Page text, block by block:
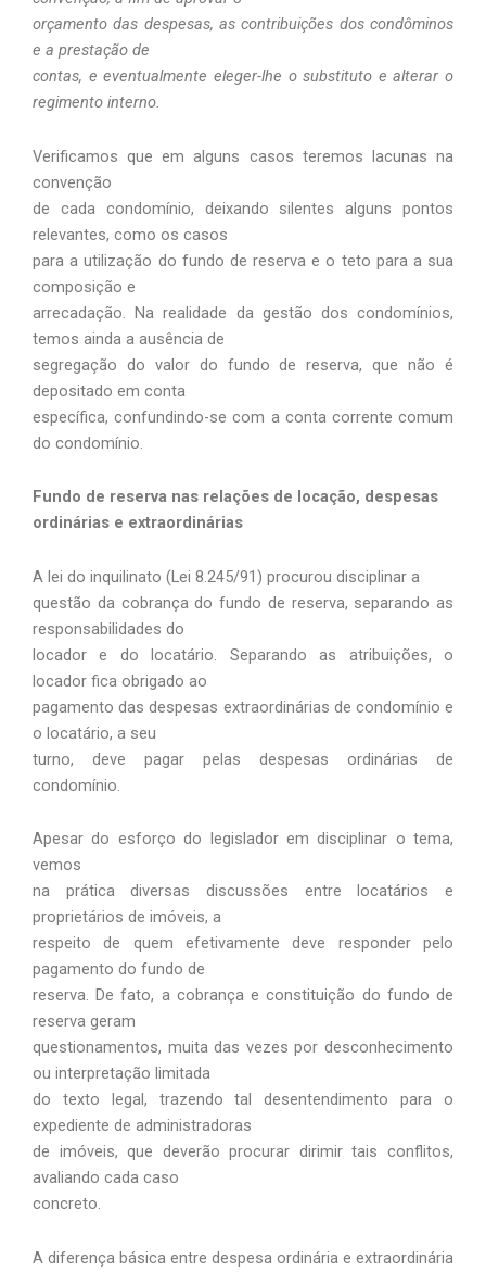
orçamento das despesas, as contribuições dos condôminos
e a prestação de
contas, e eventualmente eleger-lhe o substituto e alterar o
regimento interno.
Verificamos que em alguns casos teremos lacunas na
convenção
de cada condomínio, deixando silentes alguns pontos
relevantes, como os casos
para a utilização do fundo de reserva e o teto para a sua
composição e
arrecadação. Na realidade da gestão dos condomínios,
temos ainda a ausência de
segregação do valor do fundo de reserva, que não é
depositado em conta
específica, confundindo-se com a conta corrente comum
do condomínio.
Fundo de reserva nas relações de locação, despesas
ordinárias e extraordinárias
A lei do inquilinato (Lei 8.245/91) procurou disciplinar a
questão da cobrança do fundo de reserva, separando as
responsabilidades do
locador e do locatário. Separando as atribuições, o
locador fica obrigado ao
pagamento das despesas extraordinárias de condomínio e
o locatário, a seu
turno, deve pagar pelas despesas ordinárias de
condomínio.
Apesar do esforço do legislador em disciplinar o tema,
vemos
na prática diversas discussões entre locatários e
proprietários de imóveis, a
respeito de quem efetivamente deve responder pelo
pagamento do fundo de
reserva. De fato, a cobrança e constituição do fundo de
reserva geram
questionamentos, muita das vezes por desconhecimento
ou interpretação limitada
do texto legal, trazendo tal desentendimento para o
expediente de administradoras
de imóveis, que deverão procurar dirimir tais conflitos,
avaliando cada caso
concreto.
A diferença básica entre despesa ordinária e extraordinária